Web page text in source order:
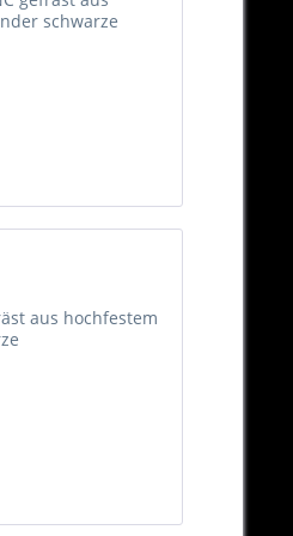
schwarze
aus hochfestem